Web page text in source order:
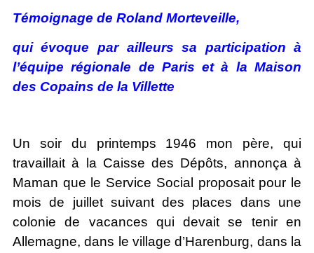
Témoignage de Roland Morteveille,
qui évoque par ailleurs sa participation à
l’équipe régionale de Paris et à la Maison
des Copains de la Villette
Un soir du printemps 1946 mon père, qui
travaillait à la Caisse des Dépôts, annonça à
Maman que le Service Social proposait pour le
mois de juillet suivant des places dans une
colonie de vacances qui devait se tenir en
Allemagne, dans le village d’Harenburg, dans la